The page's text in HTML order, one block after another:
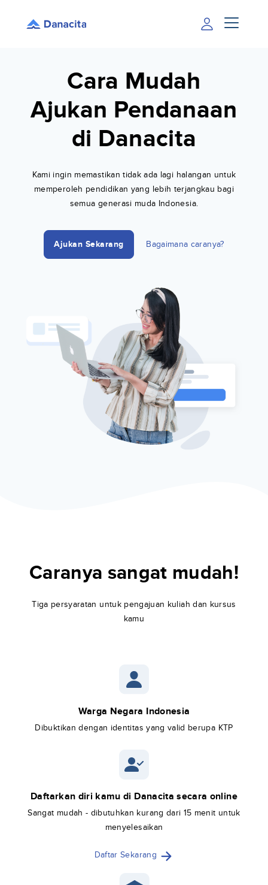
Cara Mudah
Ajukan Pendanaan
di Danacita
Kami ingin memastikan tidak ada lagi halangan untuk
memperoleh pendidikan yang lebih terjangkau bagi
semua generasi muda Indonesia.
Ajukan Sekarang Bagaimana caranya?
Caranya sangat mudah!
Tiga persyaratan untuk pengajuan kuliah dan kursus
kamu
Warga Negara Indonesia
Dibuktikan dengan identitas yang valid berupa KTP
Daftarkan diri kamu di Danacita secara online
Sangat mudah - dibutuhkan kurang dari 15 menit untuk
menyelesaikan
Daftar Sekarang